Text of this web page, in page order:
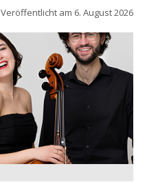
Veröffentlicht am 6. August 2026